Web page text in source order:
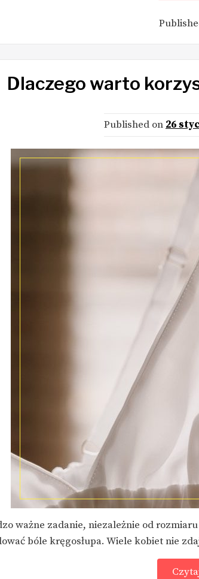
Dlaczego warto
Published on 26
ważne zadanie, niezależnie od
bóle kręgosłupa. Wiele kobiet nie